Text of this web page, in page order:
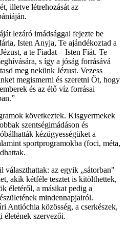
illetve létrehozását az
lezáró imádsággal fejezte be
Isten Anyja, Te ajándékoztad a
a te Fiadat – Isten Fiát. Te
s így a jóság forrásává
meg nekünk Jézust. Vezess
megismerni és szeretni Őt, hogy
és az élő víz forrásai
következtek. Kisgyermekek
szentségimádáson és
kézügyességüket a
sportprogramokba (foci, méta,
az egyik „sátorban"
akik kétféle tesztet is kitölthettek,
életéről, a másikat pedig a
mindennapjairól.
Antióchia közösség, a cserkészek,
életének szervezői.